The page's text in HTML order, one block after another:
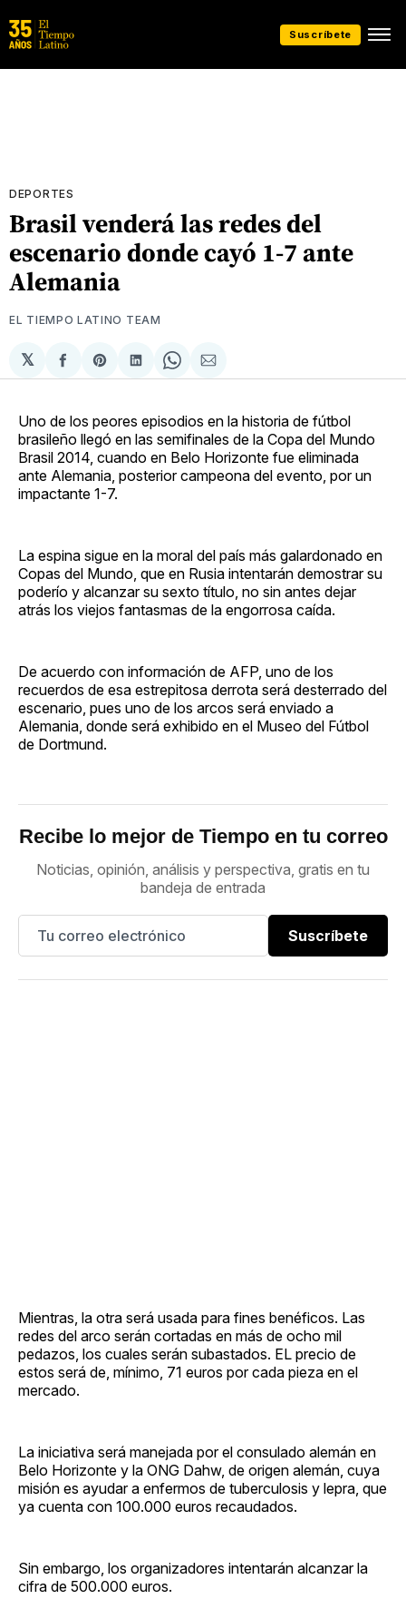
Suscríbete
DEPORTES
Brasil venderá las redes del
escenario donde cayó 1-7 ante
Alemania
EL TIEMPO LATINO TEAM
𝕏
Compartir
en
Share
on
Compartir
en
Share
on
Compartir
via
Uno de los peores episodios en la historia de fútbol
brasileño llegó en las semifinales de la Copa del Mundo
Brasil 2014, cuando en Belo Horizonte fue eliminada
ante Alemania, posterior campeona del evento, por un
impactante 1-7.
La espina sigue en la moral del país más galardonado en
Copas del Mundo, que en Rusia intentarán demostrar su
poderío y alcanzar su sexto título, no sin antes dejar
atrás los viejos fantasmas de la engorrosa caída.
De acuerdo con información de AFP, uno de los
recuerdos de esa estrepitosa derrota será desterrado del
escenario, pues uno de los arcos será enviado a
Alemania, donde será exhibido en el Museo del Fútbol
de Dortmund.
Recibe lo mejor de Tiempo en tu correo
Noticias, opinión, análisis y perspectiva, gratis en tu
bandeja de entrada
Suscríbete
Mientras, la otra será usada para fines benéficos. Las
redes del arco serán cortadas en más de ocho mil
pedazos, los cuales serán subastados. EL precio de
estos será de, mínimo, 71 euros por cada pieza en el
mercado.
La iniciativa será manejada por el consulado alemán en
Belo Horizonte y la ONG Dahw, de origen alemán, cuya
misión es ayudar a enfermos de tuberculosis y lepra, que
ya cuenta con 100.000 euros recaudados.
Sin embargo, los organizadores intentarán alcanzar la
cifra de 500.000 euros.